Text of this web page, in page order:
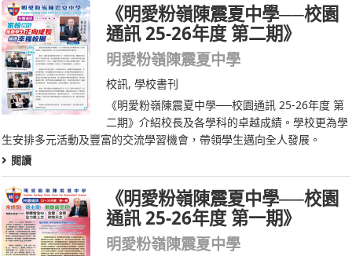
《明愛粉嶺陳震夏中學──校園
通訊 25-26年度 第二期》
明愛粉嶺陳震夏中學
校訊, 學校書刊
《明愛粉嶺陳震夏中學──校園通訊 25-26年度 第
二期》介紹校長及各學科的卓越成績。學校更為學
生安排多元活動及豐富的交流學習機會，帶領學生邁向全人發展。
閱讀
《明愛粉嶺陳震夏中學──校園
通訊 25-26年度 第一期》
明愛粉嶺陳震夏中學